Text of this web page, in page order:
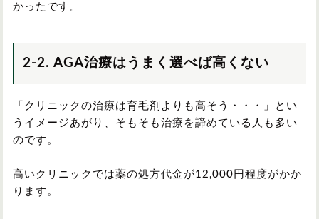
かったです。
2-2. AGA治療はうまく選べば高くない
「クリニックの治療は育毛剤よりも高そう・・・」とい
うイメージあがり、そもそも治療を諦めている人も多い
のです。
高いクリニックでは薬の処方代金が12,000円程度がかか
ります。